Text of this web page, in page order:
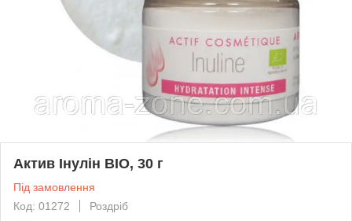
Актив Інулін BIO, 30 г
Під замовлення
Код: 01272
Роздріб